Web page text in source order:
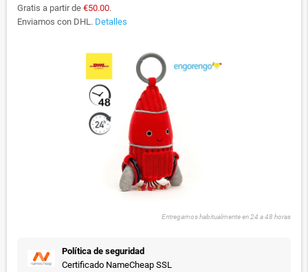
Gratis a partir de €50.00.
Enviamos con DHL. Detalles
Entregamos habitualmente en 24 a 48 horas
Política de seguridad
Certificado NameCheap SSL